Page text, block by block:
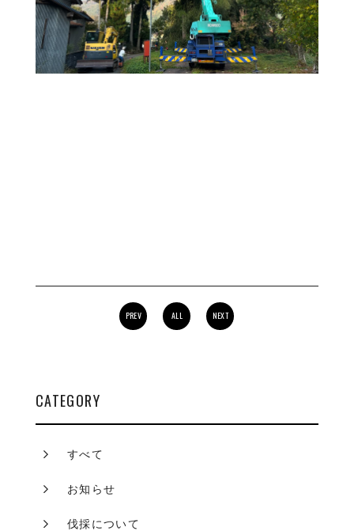
PREV ALL NEXT
CATEGORY
すべて
お知らせ
伐採について